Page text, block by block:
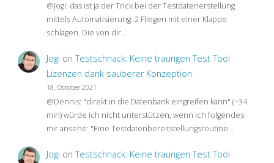
@Jogi: das ist ja der Trick bei der Testdatenerstellung
mittels Automatisierung: 2 Fliegen mit einer Klappe
schlagen. Die von dir…
Jogi onTestschnack: Keine traurigen Test Tool
Lizenzen dank sauberer Konzeption
18. October 2021
@Dennis: "direkt in die Datenbank eingreifen kann" (~34
min) würde ich nicht unterstützen, wenn ich folgendes
mir ansehe: "Eine Testdatenbereitstellungsroutine…
Jogi onTestschnack: Keine traurigen Test Tool